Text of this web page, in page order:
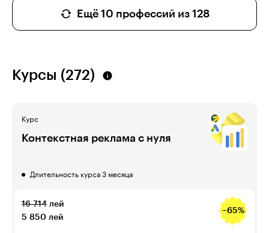
Ещё 10 профессий из 128
Курсы (272)
Курс
Контекстная реклама с нуля
Длительность курса 3 месяца
16 714 лей
5 850 лей
−65%